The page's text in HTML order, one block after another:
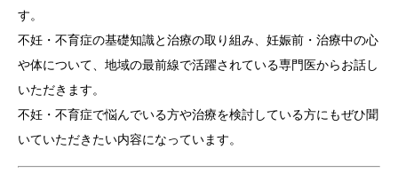
す。
不妊・不育症の基礎知識と治療の取り組み、妊娠前・治療中の心
や体について、地域の最前線で活躍されている専門医からお話し
いただきます。
不妊・不育症で悩んでいる方や治療を検討している方にもぜひ聞
いていただきたい内容になっています。